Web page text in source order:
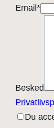
Email *
Besked
Du